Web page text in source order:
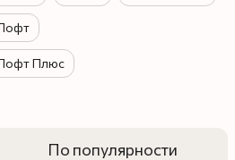
Плюс
По популярности